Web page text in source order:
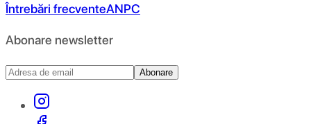
Întrebări frecventeANPC
Abonare newsletter
Abonare